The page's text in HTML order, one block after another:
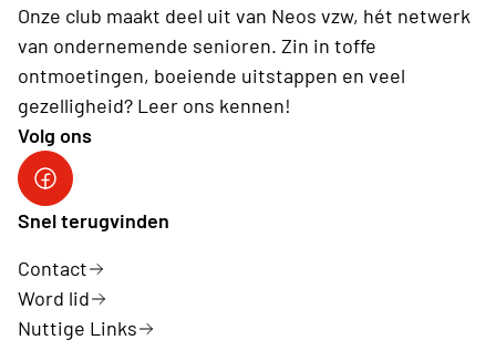
Onze club maakt deel uit van Neos vzw, hét netwerk
van ondernemende senioren. Zin in toffe
ontmoetingen, boeiende uitstappen en veel
gezelligheid? Leer ons kennen!
Volg ons
Neos Ardooie-Koolskamp
Snel terugvinden
Contact
Word lid
Nuttige Links